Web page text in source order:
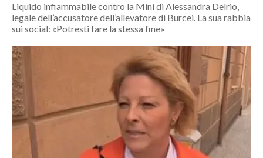
ITALIA
POLITICA
ECONOMIA
SERVIZI ALLE IMPRESE
LAVORO
Liquido infiammabile contro la Mini di Alessandra Delrio,
legale dell’accusatore dell’allevatore di Burcei. La sua rabbia
sui social: «Potresti fare la stessa fine»